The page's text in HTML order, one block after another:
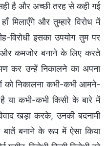
है और अच्छी तरह से कही गई
मिलाएँगे और तुम्हारे विरोध में
विरोधी इसका उपयोग तुम पर
कमजोर बनाने के लिए करते
कर उन्हें निकालने का अपना
को निकालना कभी-कभी आमने-
कभी-कभी किसी के बारे में
खड़ा करके, उनकी बदनामी
बनाने के रूप में ऐसा किया